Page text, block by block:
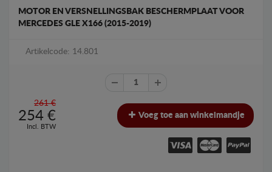
MOTOR EN VERSNELLINGSBAK BESCHERMPLAAT VOOR
MERCEDES GLE X166 (2015-2019)
Artikelcode: 14.801
261 €
254 €
Incl. BTW
Voeg toe aan winkelmandje